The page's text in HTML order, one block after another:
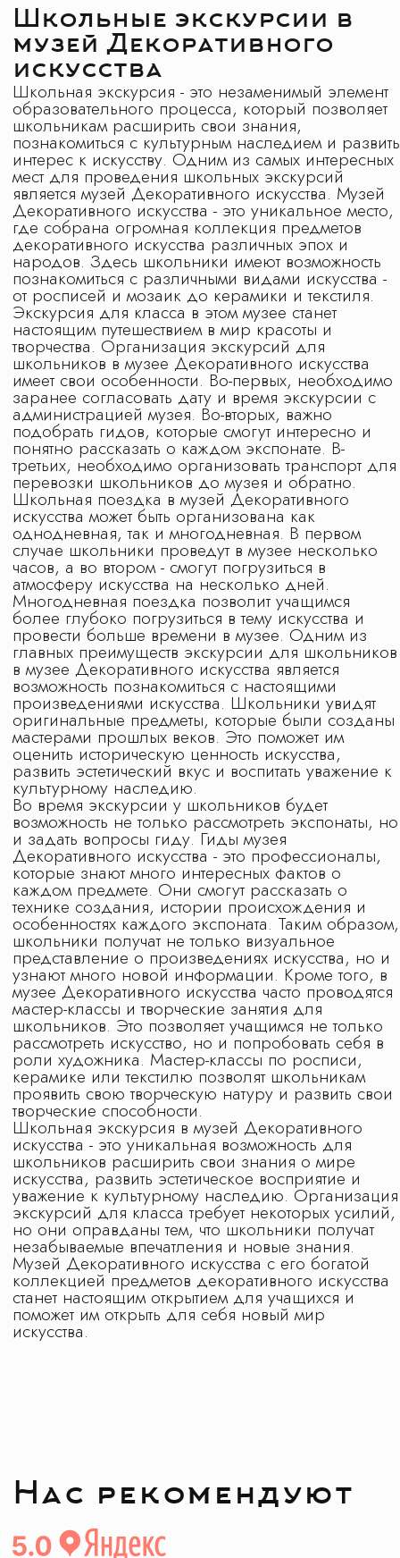
Политика обработки персональных данных
Положение № 1 о работе с персональными
данными
Design by IFS
На сайте использованы изображения с
платных фотостоков c лицензией на
коммерческое использование: ru.freepik.com,
unsplash.com, shutterstock.com, canva.com, а
также с сайтов партнеров по документальному
разрешению на использование
интеллектуальной собственностью. Также на
сайте используется материал
сгенерированный в нейросети с правом
коммерческого использования